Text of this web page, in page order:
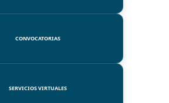
CONVOCATORIAS
SERVICIOS VIRTUALES